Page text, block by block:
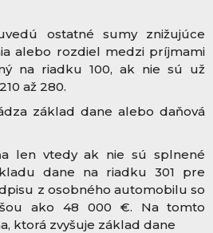
ostatné sumy znižujúce
alebo rozdiel medzi príjmami
na riadku 100, ak nie sú už
až 280.
základ dane alebo daňová
len vtedy ak nie sú splnené
dane na riadku 301 pre
z osobného automobilu so
ako 48 000 €. Na tomto
ktorá zvyšuje základ dane